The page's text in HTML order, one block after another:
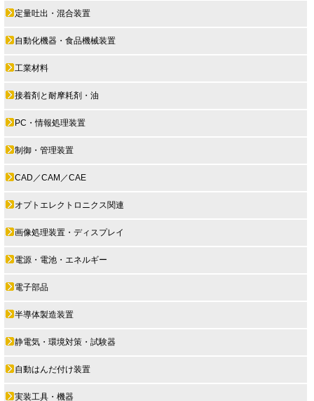
定量吐出・混合装置
自動化機器・食品機械装置
工業材料
接着剤と耐摩耗剤・油
PC・情報処理装置
制御・管理装置
CAD／CAM／CAE
オプトエレクトロニクス関連
画像処理装置・ディスプレイ
電源・電池・エネルギー
電子部品
半導体製造装置
静電気・環境対策・試験器
自動はんだ付け装置
実装工具・機器